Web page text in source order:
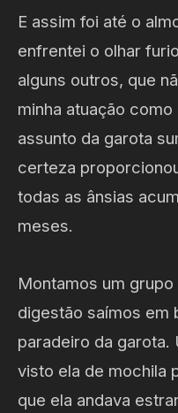
E assim foi até o
enfrentei o olhar
alguns outros, que
minha atuação
assunto da garota
certeza
todas as ânsias
meses.
Montamos um
digestão saímos em
paradeiro da garota.
visto ela de mochila
que ela andava